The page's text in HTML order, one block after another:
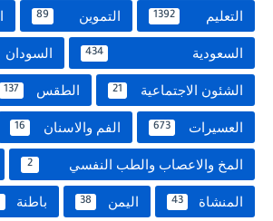
التعليم 1392 التموين 89
السعودية 434 السودان
الشئون الاجتماعية 21 الطقس 137
العسيرات 673 الفم والاسنان 16
المخ والاعصاب والطب النفسي 2
المنشاة 43 اليمن 38 باطنة